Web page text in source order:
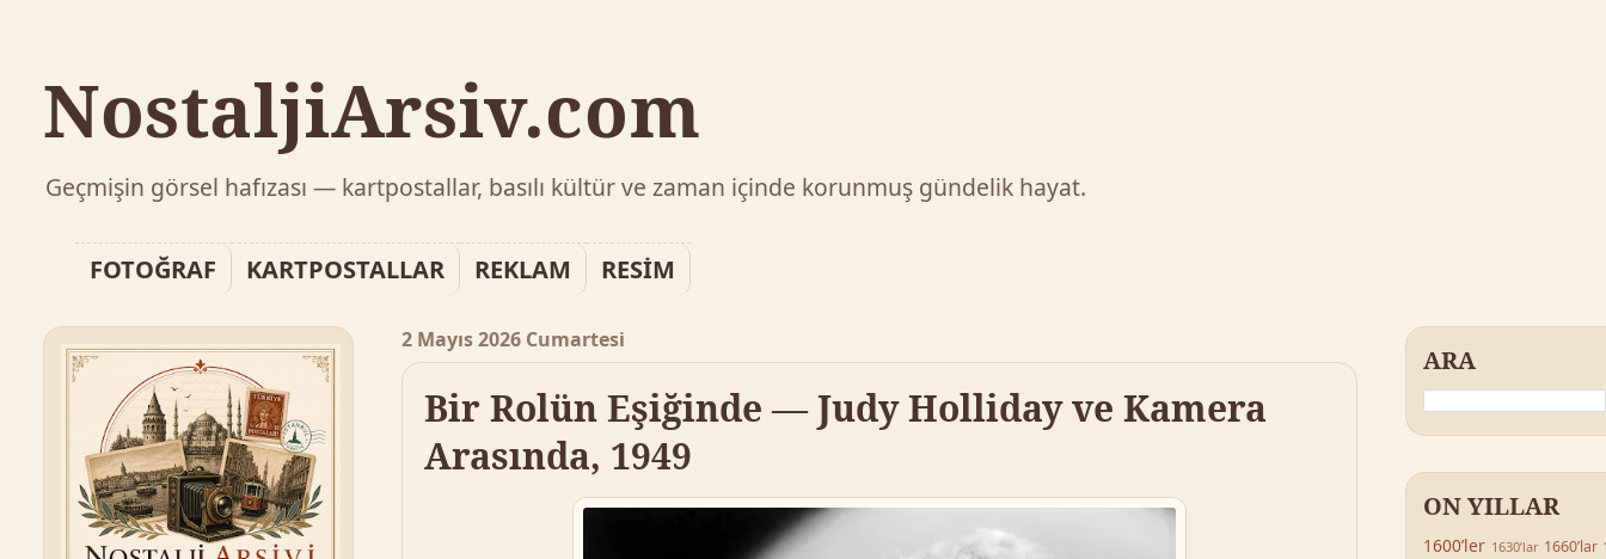
NostaljiArsiv.com
Geçmişin görsel hafızası — kartpostallar, basılı kültür ve zaman içinde korunmuş gündelik hayat.
FOTOĞRAF KARTPOSTALLAR REKLAM RESİM
2 Mayıs 2026 Cumartesi
Bir Rolün Eşiğinde — Judy Holliday ve Kamera
Arasında, 1949
ARA
ON YILLAR
1600’ler 1630’lar 1660’lar